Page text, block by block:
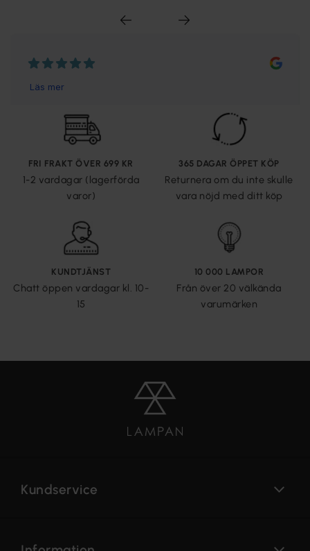
FRI FRAKT ÖVER 699 KR
1-2 vardagar (lagerförda
varor)
365 DAGAR ÖPPET KÖP
Returnera om du inte skulle
vara nöjd med ditt köp
KUNDTJÄNST
Chatt öppen vardagar kl. 10-
15
10 000 LAMPOR
Från över 20 välkända
varumärken
Kundservice